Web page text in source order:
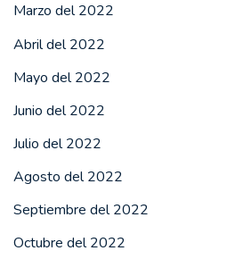
Marzo del 2022
Abril del 2022
Mayo del 2022
Junio del 2022
Julio del 2022
Agosto del 2022
Septiembre del 2022
Octubre del 2022